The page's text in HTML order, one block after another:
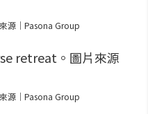
源｜Pasona Group
源｜Pasona Group